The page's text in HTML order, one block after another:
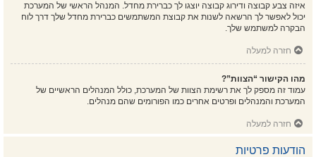
איזה צבע קבוצה ודירוג קבוצה יוצגו לך כברירת מחדל. המנהל הראשי של המערכת
יכול לאפשר לך הרשאה לשנות את קבוצת המשתמשים כברירת מחדל שלך דרך לוח
הבקרה למשתמש שלך.
חזרה למעלה
מהו הקישור “הצוות”?
עמוד זה מספק לך את רשימת הצוות של המערכת, כולל המנהלים הראשיים של
המערכת והמנהלים ופרטים אחרים כמו הפורומים שהם מנהלים.
חזרה למעלה
הודעות פרטיות